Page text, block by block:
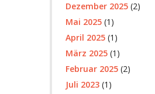
Dezember 2025 (2)
Mai 2025 (1)
April 2025 (1)
März 2025 (1)
Februar 2025 (2)
Juli 2023 (1)